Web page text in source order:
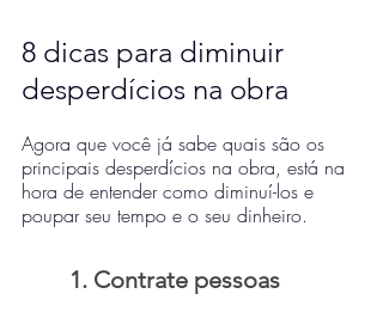
8 dicas para diminuir
desperdícios na obra
Agora que você já sabe quais são os
principais desperdícios na obra, está na
hora de entender como diminuí-los e
poupar seu tempo e o seu dinheiro.
1. Contrate pessoas